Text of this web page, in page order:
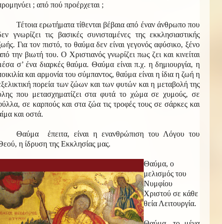
; από πού προέρχεται ;
Τέτοια ερωτήματα τίθενται βέβαια από έναν άνθρωπο που
γνωρίζει τις βασικές συνισταμένες της εκκλησιαστικής
Για τον πιστό, το θαύμα δεν είναι γεγονός αφύσικο, ξένο
την βιωτή του. Ο Χριστιανός γνωρίζει πως ζει και κινείται
σ’ ένα διαρκές θαύμα. Θαύμα είναι π.χ. η δημιουργία, η
και αρμονία του σύμπαντος, θαύμα είναι η ίδια η ζωή η
πορεία των ζώων και των φυτών και η μεταβολή της
που μετασχηματίζει στα φυτά το χώμα σε χυμούς, σε
σε καρπούς και στα ζώα τις τροφές τους σε σάρκες και
και οστά.
Θαύμα έπειτα, είναι η ενανθρώπιση του Λόγου του
η ίδρυση της Εκκλησίας μας.
Θαύμα, ο
μελισμός του
Νυμφίου
Χριστού σε κάθε
θεία Λειτουργία.